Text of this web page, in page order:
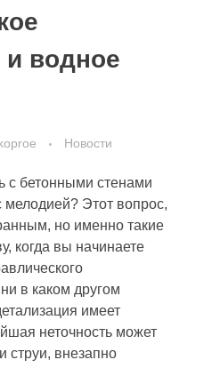
и водное
Новости
с бетонными стенами
Этот вопрос,
но именно такие
когда вы начинаете
в каком другом
имеет
неточность может
струи, внезапно